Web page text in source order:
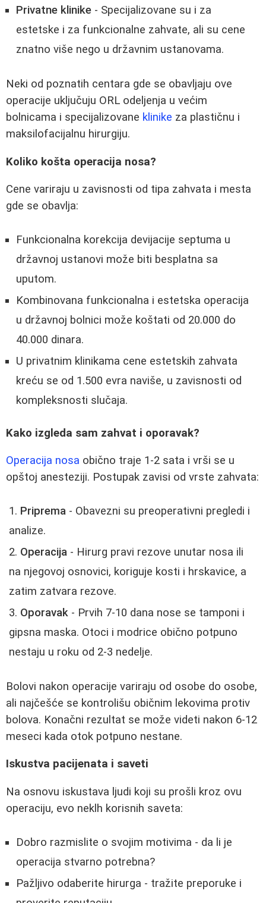
Privatne klinike - Specijalizovane su i za
estetske i za funkcionalne zahvate, ali su cene
znatno više nego u državnim ustanovama.
Neki od poznatih centara gde se obavljaju ove
operacije uključuju ORL odeljenja u većim
bolnicama i specijalizovane klinike za plastičnu i
maksilofacijalnu hirurgiju.
Koliko košta operacija nosa?
Cene variraju u zavisnosti od tipa zahvata i mesta
gde se obavlja:
Funkcionalna korekcija devijacije septuma u
državnoj ustanovi može biti besplatna sa
uputom.
Kombinovana funkcionalna i estetska operacija
u državnoj bolnici može koštati od 20.000 do
40.000 dinara.
U privatnim klinikama cene estetskih zahvata
kreću se od 1.500 evra naviše, u zavisnosti od
kompleksnosti slučaja.
Kako izgleda sam zahvat i oporavak?
Operacija nosa obično traje 1-2 sata i vrši se u
opštoj anesteziji. Postupak zavisi od vrste zahvata:
Priprema - Obavezni su preoperativni pregledi i
analize.
Operacija - Hirurg pravi rezove unutar nosa ili
na njegovoj osnovici, koriguje kosti i hrskavice, a
zatim zatvara rezove.
Oporavak - Prvih 7-10 dana nose se tamponi i
gipsna maska. Otoci i modrice obično potpuno
nestaju u roku od 2-3 nedelje.
Bolovi nakon operacije variraju od osobe do osobe,
ali najčešće se kontrolišu običnim lekovima protiv
bolova. Konačni rezultat se može videti nakon 6-12
meseci kada otok potpuno nestane.
Iskustva pacijenata i saveti
Na osnovu iskustava ljudi koji su prošli kroz ovu
operaciju, evo neklh korisnih saveta:
Dobro razmislite o svojim motivima - da li je
operacija stvarno potrebna?
Pažljivo odaberite hirurga - tražite preporuke i